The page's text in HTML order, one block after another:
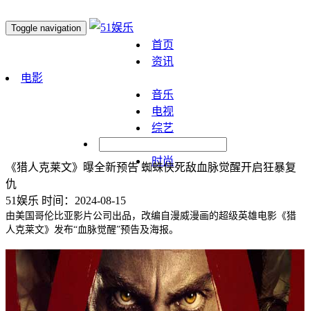
Toggle navigation
首页
资讯
电影
音乐
电视
综艺
时尚
《猎人克莱文》曝全新预告 蜘蛛侠死敌血脉觉醒开启狂暴复
仇
51娱乐 时间：2024-08-15
由美国哥伦比亚影片公司出品，改编自漫威漫画的超级英雄电影《猎
人克莱文》发布“血脉觉醒”预告及海报。